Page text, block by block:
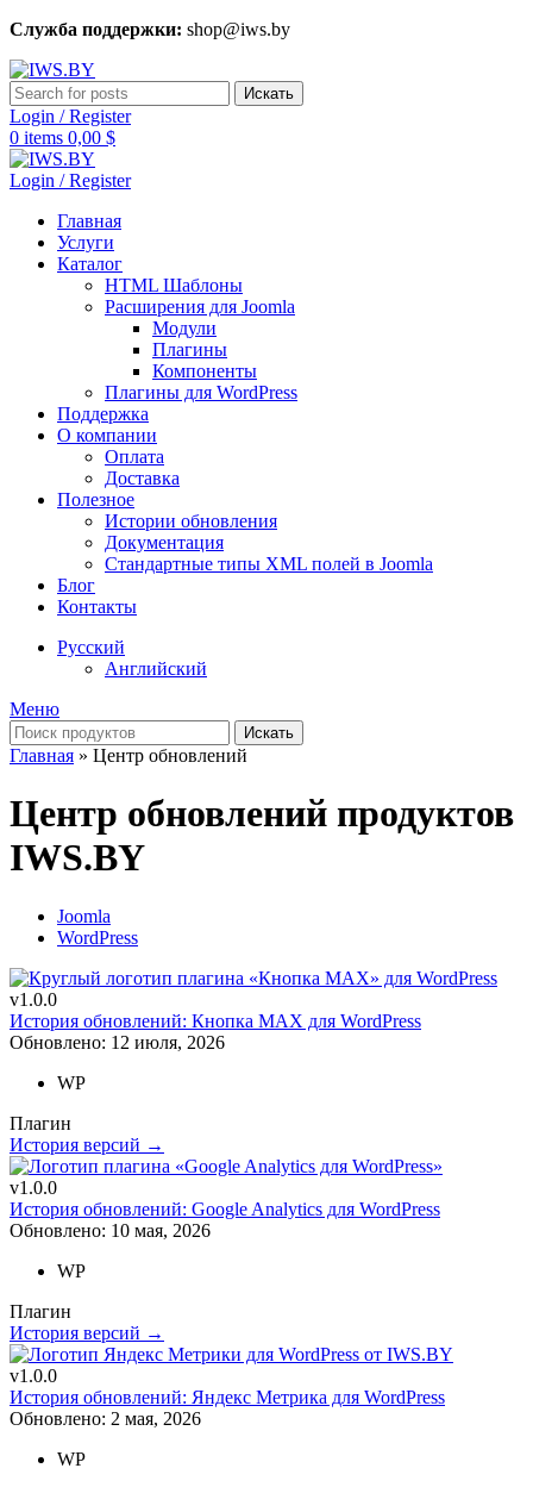
Служба поддержки: shop@iws.by
Искать
Login / Register
0 items 0,00 $
Login / Register
Главная
Услуги
Каталог
HTML Шаблоны
Расширения для Joomla
Модули
Плагины
Компоненты
Плагины для WordPress
Поддержка
О компании
Оплата
Доставка
Полезное
Истории обновления
Документация
Стандартные типы XML полей в Joomla
Блог
Контакты
Русский
Английский
Меню
Искать
Главная » Центр обновлений
Центр обновлений продуктов
IWS.BY
Joomla
WordPress
v1.0.0
История обновлений: Кнопка MAX для WordPress
Обновлено: 12 июля, 2026
WP
Плагин
История версий →
v1.0.0
История обновлений: Google Analytics для WordPress
Обновлено: 10 мая, 2026
WP
Плагин
История версий →
v1.0.0
История обновлений: Яндекс Метрика для WordPress
Обновлено: 2 мая, 2026
WP